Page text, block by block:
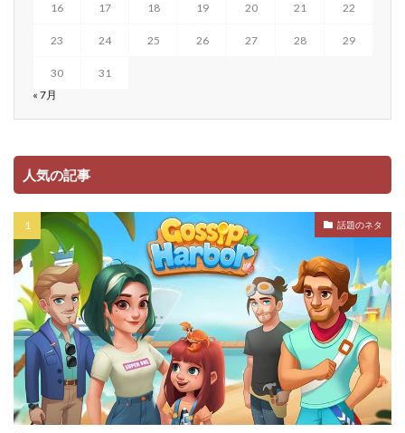
16 17 18 19 20 21 22
23 24 25 26 27 28 29
30
31
« 7月
人気の記事
話題のネタ